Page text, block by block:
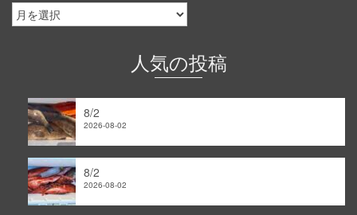
釣
果
人気の投稿
8/2
2026-08-02
8/2
2026-08-02